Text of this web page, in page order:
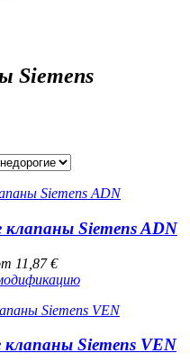
Siemens
Siemens ADN
11,87 €
Siemens VEN